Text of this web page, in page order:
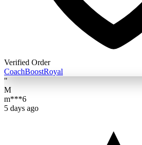
Verified Order
CoachBoostRoyal
"
M
m***6
5 days ago